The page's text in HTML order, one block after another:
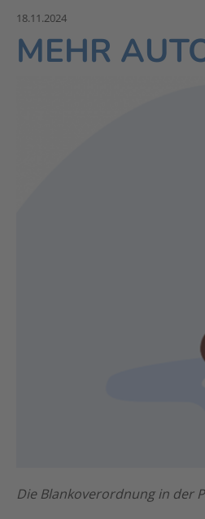
18.11.2024
MEHR
Die Blankoverordnung in der